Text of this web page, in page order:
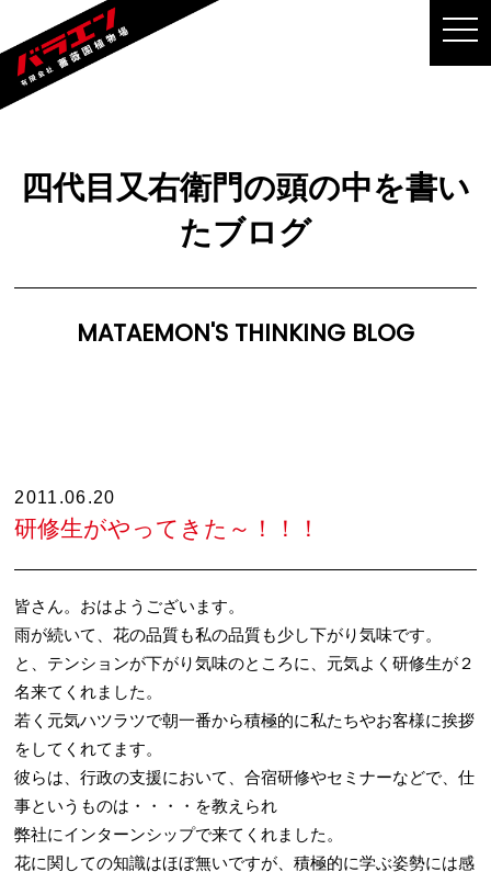
四代目又右衛門の頭の中を書い
たブログ
MATAEMON'S THINKING BLOG
2011.06.20
研修生がやってきた～！！！
皆さん。おはようございます。
雨が続いて、花の品質も私の品質も少し下がり気味です。
と、テンションが下がり気味のところに、元気よく研修生が２
名来てくれました。
若く元気ハツラツで朝一番から積極的に私たちやお客様に挨拶
をしてくれてます。
彼らは、行政の支援において、合宿研修やセミナーなどで、仕
事というものは・・・・を教えられ
弊社にインターンシップで来てくれました。
花に関しての知識はほぼ無いですが、積極的に学ぶ姿勢には感